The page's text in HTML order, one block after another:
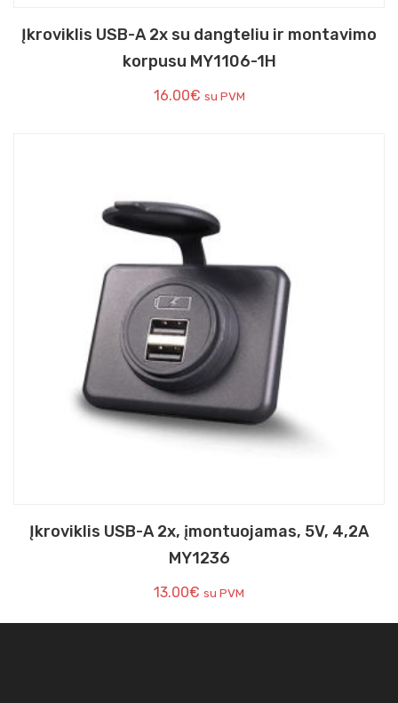
Įkroviklis USB-A 2x su dangteliu ir montavimo
korpusu MY1106-1H
16.00€ su PVM
Įkroviklis USB-A 2x, įmontuojamas, 5V, 4,2A
MY1236
13.00€ su PVM